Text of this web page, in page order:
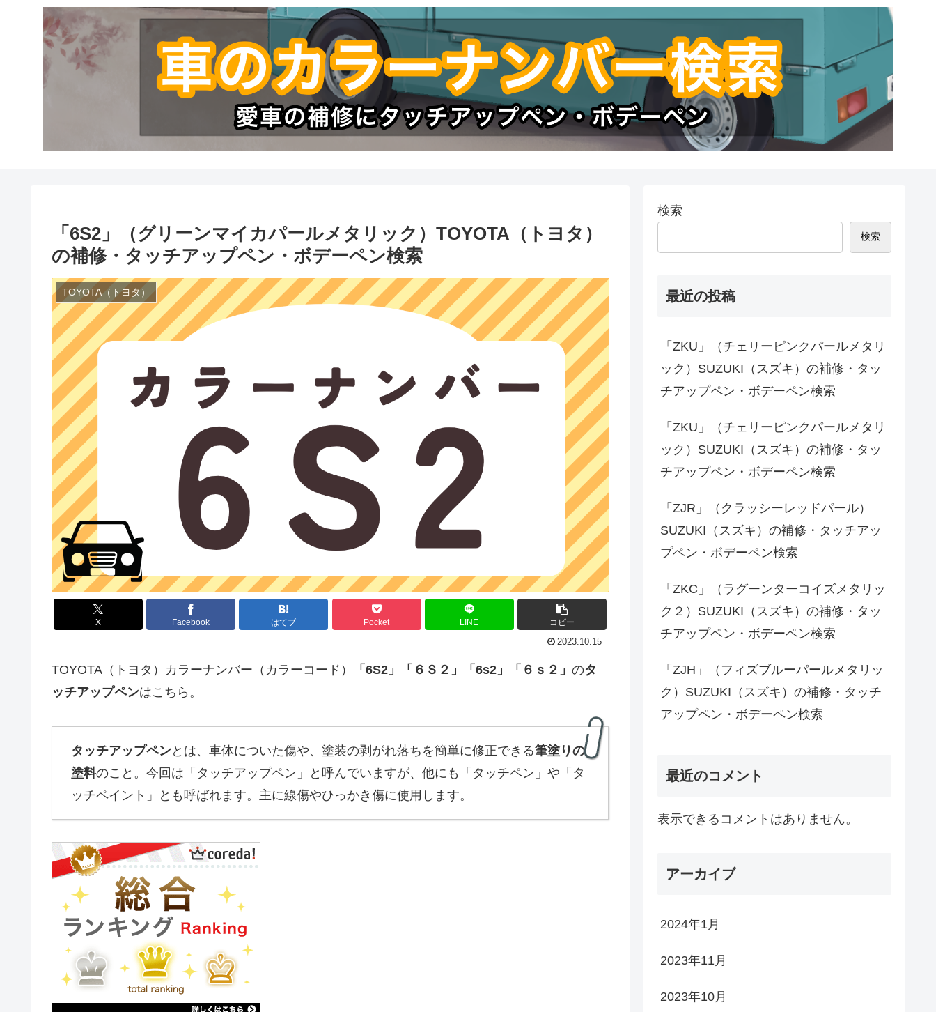
「6S2」（グリーンマイカパールメタリック）TOYOTA（トヨタ）
の補修・タッチアップペン・ボデーペン検索
TOYOTA（トヨタ）
X Facebook はてブ Pocket LINE コピー
2023.10.15
TOYOTA（トヨタ）カラーナンバー（カラーコード） 「 6S2 」 「６Ｓ２」「6s2」「６ｓ２」 のタ
ッチアップペンはこちら。
タッチアップペンとは、車体についた傷や、塗装の剥がれ落ちを簡単に修正できる筆塗りの
塗料のこと。今回は「タッチアップペン」と呼んでいますが、他にも「タッチペン」や「タ
ッチペイント」とも呼ばれます。主に線傷やひっかき傷に使用します。
検索
検索
最近の投稿
「ZKU」（チェリーピンクパールメタリ
ック）SUZUKI（スズキ）の補修・タッ
チアップペン・ボデーペン検索
「ZKU」（チェリーピンクパールメタリ
ック）SUZUKI（スズキ）の補修・タッ
チアップペン・ボデーペン検索
「ZJR」（クラッシーレッドパール）
SUZUKI（スズキ）の補修・タッチアッ
プペン・ボデーペン検索
「ZKC」（ラグーンターコイズメタリッ
ク２）SUZUKI（スズキ）の補修・タッ
チアップペン・ボデーペン検索
「ZJH」（フィズブルーパールメタリッ
ク）SUZUKI（スズキ）の補修・タッチ
アップペン・ボデーペン検索
最近のコメント
表示できるコメントはありません。
アーカイブ
2024年1月
2023年11月
2023年10月